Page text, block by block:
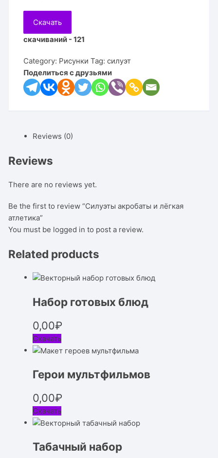
Скачать
скачиваний - 121
Category: Рисунки Tag:силуэт
Поделиться с друзьями
Reviews (0)
Reviews
There are no reviews yet.
Be the first to review “Силуэты акробаты и лёгкая
атлетика”
You must be logged in to post a review.
Related products
Набор готовых блюд
0,00₽
Скачать
Герои мультфильмов
0,00₽
Скачать
Табачный набор